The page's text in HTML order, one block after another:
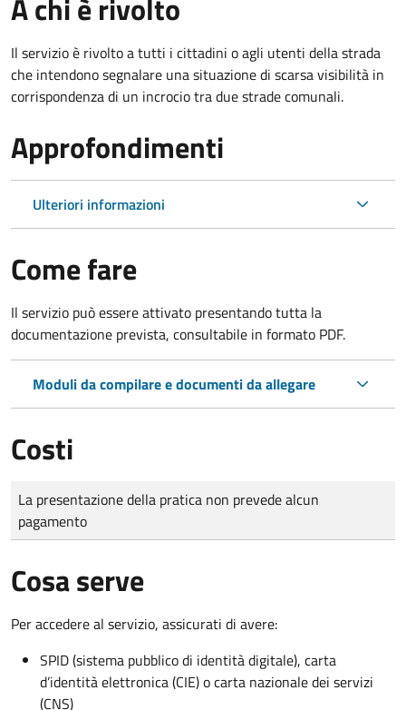
Il servizio è rivolto a tutti i cittadini o agli utenti della strada
che intendono segnalare una situazione di scarsa visibilità in
corrispondenza di un incrocio tra due strade comunali.
Approfondimenti
Ulteriori informazioni
Come fare
Il servizio può essere attivato presentando tutta la
documentazione prevista, consultabile in formato PDF.
Moduli da compilare e documenti da allegare
Costi
Tipo di pagamento
Importo
La presentazione della pratica non prevede alcun
pagamento
Cosa serve
Per accedere al servizio, assicurati di avere:
SPID (sistema pubblico di identità digitale), carta
d’identità elettronica (CIE) o carta nazionale dei servizi
(CNS)